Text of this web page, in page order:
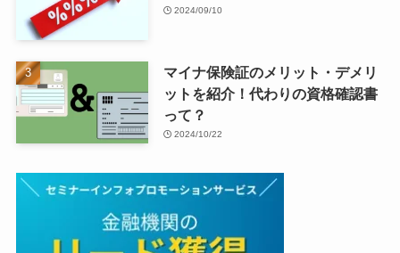
2024/09/10
マイナ保険証のメリット・デメリ
ットを紹介！代わりの資格確認書
って？
2024/10/22